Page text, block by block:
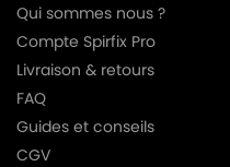
Qui sommes nous ?
Compte Spirfix Pro
Livraison & retours
FAQ
Guides et conseils
CGV